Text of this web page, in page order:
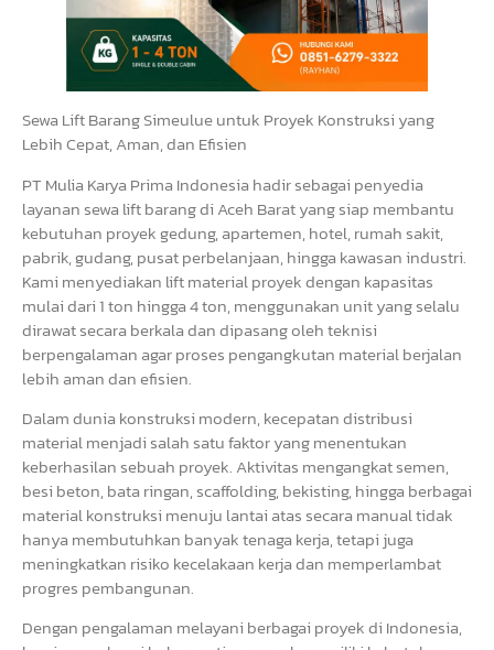
Sewa Lift Barang Simeulue untuk Proyek Konstruksi yang
Lebih Cepat, Aman, dan Efisien
PT Mulia Karya Prima Indonesia hadir sebagai penyedia
layanan sewa lift barang di Aceh Barat yang siap membantu
kebutuhan proyek gedung, apartemen, hotel, rumah sakit,
pabrik, gudang, pusat perbelanjaan, hingga kawasan industri.
Kami menyediakan lift material proyek dengan kapasitas
mulai dari 1 ton hingga 4 ton, menggunakan unit yang selalu
dirawat secara berkala dan dipasang oleh teknisi
berpengalaman agar proses pengangkutan material berjalan
lebih aman dan efisien.
Dalam dunia konstruksi modern, kecepatan distribusi
material menjadi salah satu faktor yang menentukan
keberhasilan sebuah proyek. Aktivitas mengangkat semen,
besi beton, bata ringan, scaffolding, bekisting, hingga berbagai
material konstruksi menuju lantai atas secara manual tidak
hanya membutuhkan banyak tenaga kerja, tetapi juga
meningkatkan risiko kecelakaan kerja dan memperlambat
progres pembangunan.
Dengan pengalaman melayani berbagai proyek di Indonesia,